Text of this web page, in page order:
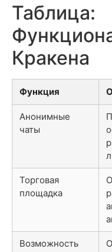
Таблица:
Кракена
Функция
Анонимные
чаты
Торговая
площадка
Возможность